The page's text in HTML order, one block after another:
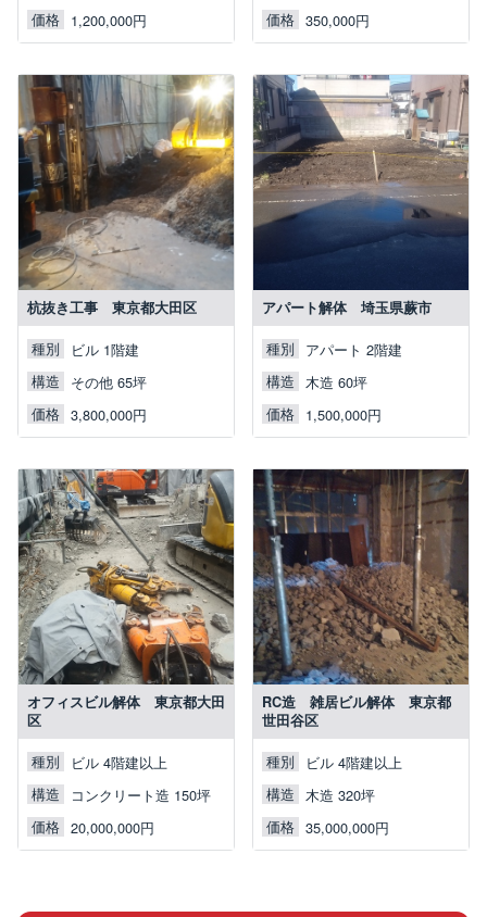
価格 1,200,000円
価格 350,000円
杭抜き工事 東京都大田区
種別
ビル 1階建
構造
その他 65坪
価格 3,800,000円
アパート解体 埼玉県蕨市
種別
アパート 2階建
構造 木造 60坪
価格 1,500,000円
オフィスビル解体 東京都大田
区
種別
ビル 4階建以上
構造
コンクリート造 150坪
価格 20,000,000円
RC造 雑居ビル解体 東京都
世田谷区
種別
ビル 4階建以上
構造 木造 320坪
価格 35,000,000円